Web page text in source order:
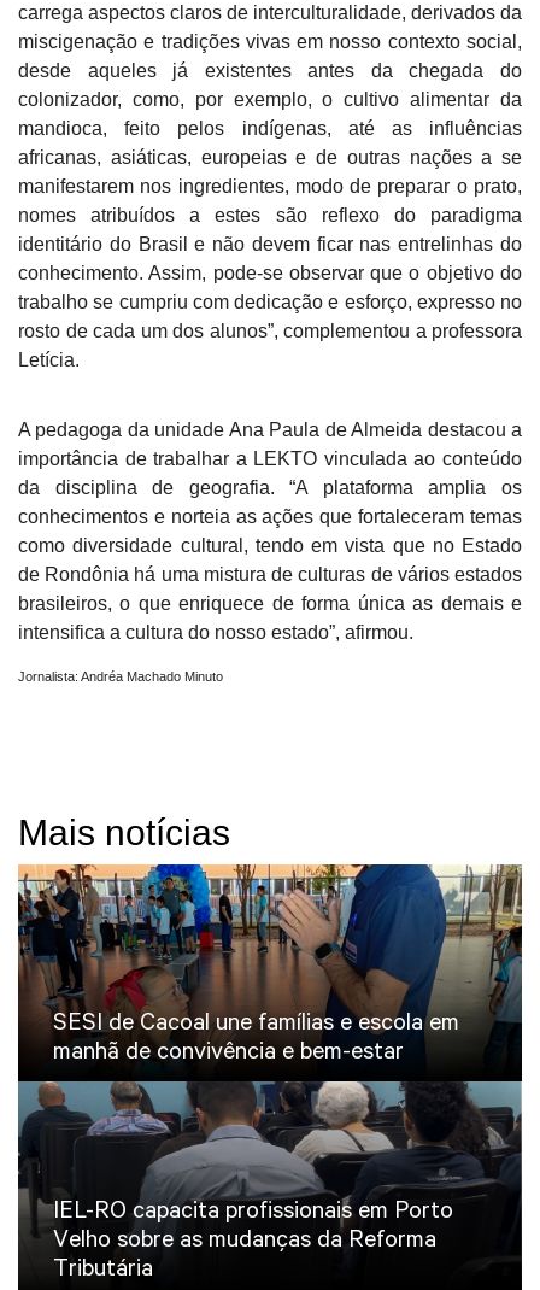
carrega aspectos claros de interculturalidade, derivados da
miscigenação e tradições vivas em nosso contexto social,
desde aqueles já existentes antes da chegada do
colonizador, como, por exemplo, o cultivo alimentar da
mandioca, feito pelos indígenas, até as influências
africanas, asiáticas, europeias e de outras nações a se
manifestarem nos ingredientes, modo de preparar o prato,
nomes atribuídos a estes são reflexo do paradigma
identitário do Brasil e não devem ficar nas entrelinhas do
conhecimento. Assim, pode-se observar que o objetivo do
trabalho se cumpriu com dedicação e esforço, expresso no
rosto de cada um dos alunos”, complementou a professora
Letícia.
A pedagoga da unidade Ana Paula de Almeida destacou a
importância de trabalhar a LEKTO vinculada ao conteúdo
da disciplina de geografia. “A plataforma amplia os
conhecimentos e norteia as ações que fortaleceram temas
como diversidade cultural, tendo em vista que no Estado
de Rondônia há uma mistura de culturas de vários estados
brasileiros, o que enriquece de forma única as demais e
intensifica a cultura do nosso estado”, afirmou.
Jornalista: Andréa Machado Minuto
Mais notícias
SESI de Cacoal une famílias e escola em
manhã de convivência e bem-estar
IEL-RO capacita profissionais em Porto
Velho sobre as mudanças da Reforma
Tributária